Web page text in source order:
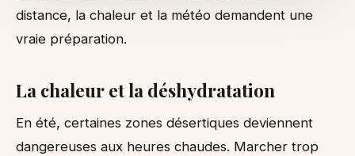
distance, la chaleur et la météo demandent une
vraie préparation.
La chaleur et la déshydratation
En été, certaines zones désertiques deviennent
dangereuses aux heures chaudes. Marcher trop